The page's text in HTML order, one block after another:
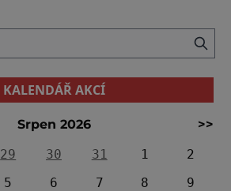
KALENDÁŘ AKCÍ
Srpen 2026
>>
29 30 31 1
2
5 6 7 8
9